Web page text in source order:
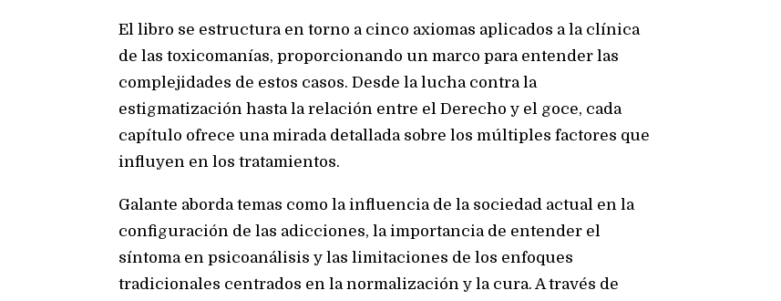
El libro se estructura en torno a cinco axiomas aplicados a la clínica
de las toxicomanías, proporcionando un marco para entender las
complejidades de estos casos. Desde la lucha contra la
estigmatización hasta la relación entre el Derecho y el goce, cada
capítulo ofrece una mirada detallada sobre los múltiples factores que
influyen en los tratamientos.
Galante aborda temas como la influencia de la sociedad actual en la
configuración de las adicciones, la importancia de entender el
síntoma en psicoanálisis y las limitaciones de los enfoques
tradicionales centrados en la normalización y la cura. A través de